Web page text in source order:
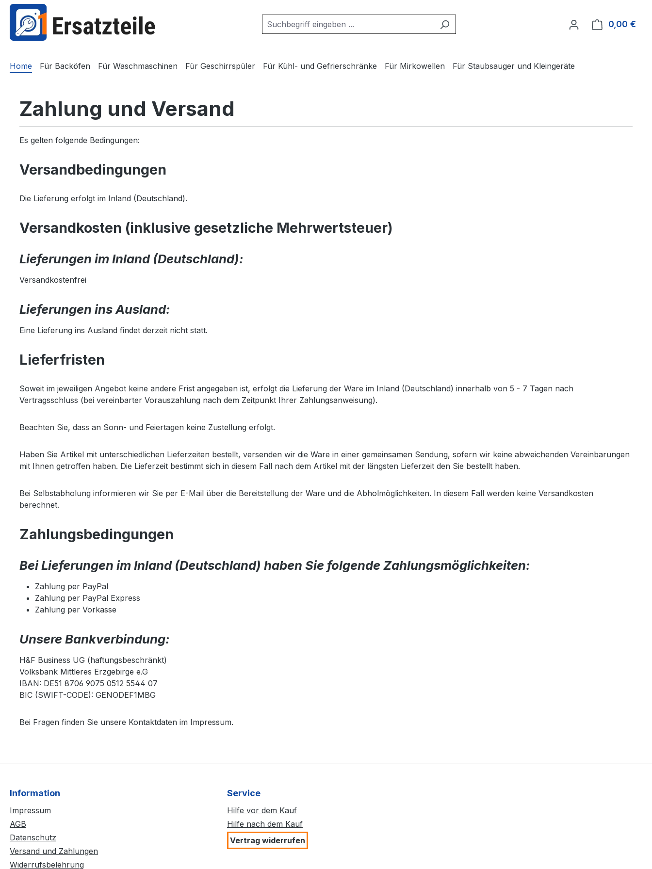
Zur Hauptnavigation springen
0,00 €
Home Für Backöfen Für Waschmaschinen Für Geschirrspüler Für Kühl- und Gefrierschränke Für Mirkowellen Für Staubsauger und Kleingeräte
Zahlung und Versand
Es gelten folgende Bedingungen:
Versandbedingungen
Die Lieferung erfolgt im Inland (Deutschland).
Versandkosten (inklusive gesetzliche Mehrwertsteuer)
Lieferungen im Inland (Deutschland):
Versandkostenfrei
Lieferungen ins Ausland:
Eine Lieferung ins Ausland findet derzeit nicht statt.
Lieferfristen
Soweit im jeweiligen Angebot keine andere Frist angegeben ist, erfolgt die Lieferung der Ware im Inland (Deutschland) innerhalb von 5 - 7 Tagen nach
Vertragsschluss (bei vereinbarter Vorauszahlung nach dem Zeitpunkt Ihrer Zahlungsanweisung).
Beachten Sie, dass an Sonn- und Feiertagen keine Zustellung erfolgt.
Haben Sie Artikel mit unterschiedlichen Lieferzeiten bestellt, versenden wir die Ware in einer gemeinsamen Sendung, sofern wir keine abweichenden Vereinbarungen
mit Ihnen getroffen haben. Die Lieferzeit bestimmt sich in diesem Fall nach dem Artikel mit der längsten Lieferzeit den Sie bestellt haben.
Bei Selbstabholung informieren wir Sie per E-Mail über die Bereitstellung der Ware und die Abholmöglichkeiten. In diesem Fall werden keine Versandkosten
berechnet.
Zahlungsbedingungen
Bei Lieferungen im Inland (Deutschland) haben Sie folgende Zahlungsmöglichkeiten:
Zahlung per PayPal
Zahlung per PayPal Express
Zahlung per Vorkasse
Unsere Bankverbindung:
H&F Business UG (haftungsbeschränkt)
Volksbank Mittleres Erzgebirge e.G
IBAN: DE51 8706 9075 0512 5544 07
BIC (SWIFT-CODE): GENODEF1MBG
Bei Fragen finden Sie unsere Kontaktdaten im Impressum.
Information
Impressum
AGB
Datenschutz
Versand und Zahlungen
Widerrufsbelehrung
Service
Hilfe vor dem Kauf
Hilfe nach dem Kauf
Vertrag widerrufen